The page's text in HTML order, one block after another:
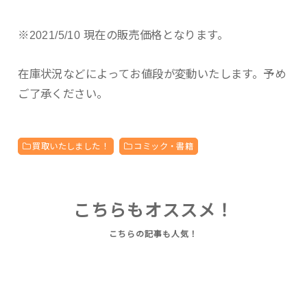
※2021/5/10 現在の販売価格となります。
在庫状況などによってお値段が変動いたします。予め
ご了承ください。
買取いたしました！ コミック・書籍
こちらもオススメ！